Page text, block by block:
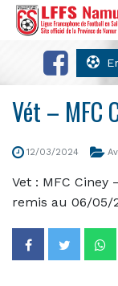
Vét – MFC
12/03/2024
Vet : MFC
remis au 06/05/